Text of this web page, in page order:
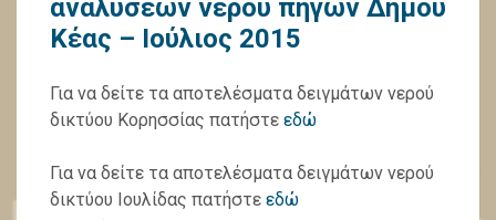
αναλύσεων νερού πηγών Δήμου
Κέας – Ιούλιος 2015
Για να δείτε τα αποτελέσματα δειγμάτων νερού
δικτύου Κορησσίας πατήστε εδώ
Για να δείτε τα αποτελέσματα δειγμάτων νερού
δικτύου Ιουλίδας πατήστε εδώ